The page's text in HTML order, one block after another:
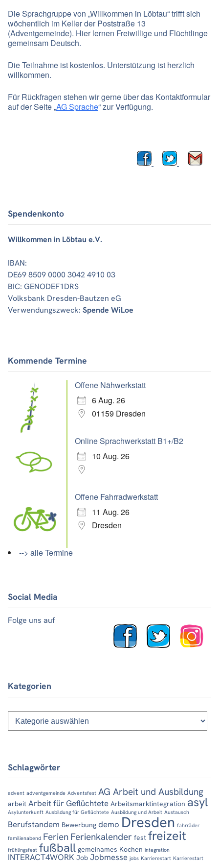
Die Sprachgruppe von „Willkommen in Löbtau“ trifft sich
wöchentlich im Keller der Poststraße 13
(Adventgemeinde). Hier lernen Freiwillige und Flüchtlinge
gemeinsam Deutsch.
Die Teilnahme ist kostenlos. Unterstützung ist herzlich
willkommen.
Für Rückfragen stehen wir gerne über das Kontaktformular
auf der Seite „AG Sprache“ zur Verfügung.
Spendenkonto
Willkommen in Löbtau e.V.
IBAN:
DE69 8509 0000 3042 4910 03
BIC: GENODEF1DRS
Volksbank Dresden-Bautzen eG
Verwendungszweck: Spende WiLoe
Kommende Termine
Offene Nähwerkstatt
6 Aug. 26
01159 Dresden
Online Sprachwerkstatt B1+/B2
10 Aug. 26
Offene Fahrradwerkstatt
11 Aug. 26
Dresden
--> alle Termine
Social Media
Folge uns auf
Kategorien
Kategorien
Schlagwörter
advent adventgemeinde Adventsfest AG Arbeit und Ausbildung
arbeit Arbeit für Geflüchtete Arbeitsmarktintegration asyl
Asylunterkunft Ausbildung für Geflüchtete Ausbildung und Arbeit Austausch
Berufstandem Bewerbung demo Dresden fahrräder
familienabend Ferien Ferienkalender fest freizeit
frühlingsfest fußball gemeinames Kochen integration
INTERACT4WORK Job Jobmesse jobs Karrierestart Karrierestart